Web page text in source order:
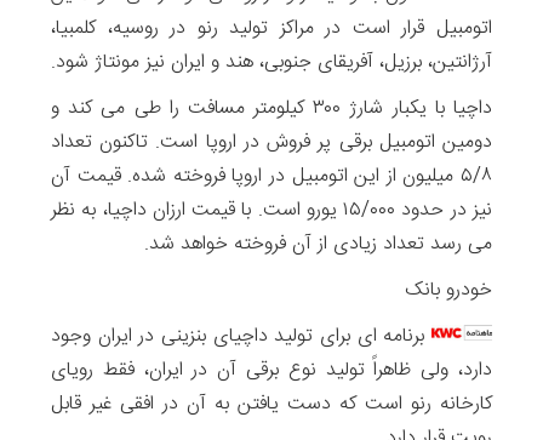
اتومبیل قرار است در مراکز تولید رنو در روسیه، کلمبیا،
آرژانتین، برزیل، آفریقای جنوبی، هند و ایران نیز مونتاژ شود.
داچیا با یکبار شارژ ۳۰۰ کیلومتر مسافت را طی می کند و
دومین اتومبیل برقی پر فروش در اروپا است. تاکنون تعداد
۵/۸ میلیون از این اتومبیل در اروپا فروخته شده. قیمت آن
نیز در حدود ۱۵/۰۰۰ یورو است. با قیمت ارزان داچیا، به نظر
می رسد تعداد زیادی از آن فروخته خواهد شد.
خودرو بانک
برنامه ای برای تولید داچیای بنزینی در ایران وجود
دارد، ولی ظاهراً تولید نوع برقی آن در ایران، فقط رویای
کارخانه رنو است که دست یافتن به آن در افقی غیر قابل